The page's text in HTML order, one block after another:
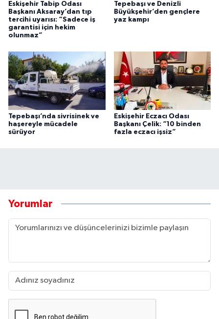
Eskişehir Tabip Odası
Başkanı Aksaray’dan tıp
tercihi uyarısı: “Sadece iş
garantisi için hekim
olunmaz”
Tepebaşı ve Denizli
Büyükşehir’den gençlere
yaz kampı
Tepebaşı’nda sivrisinek ve
haşereyle mücadele
sürüyor
Eskişehir Eczacı Odası
Başkanı Çelik: “10 binden
fazla eczacı işsiz”
Yorumlar